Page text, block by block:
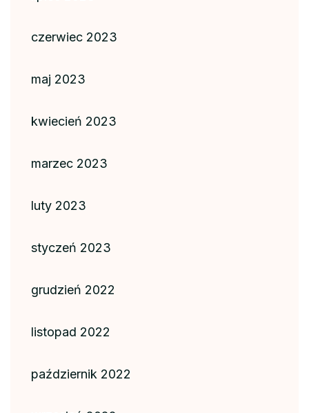
czerwiec 2023
maj 2023
kwiecień 2023
marzec 2023
luty 2023
styczeń 2023
grudzień 2022
listopad 2022
październik 2022